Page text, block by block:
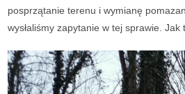
posprzątanie terenu i wymianę
wysłaliśmy zapytanie w tej sprawie.